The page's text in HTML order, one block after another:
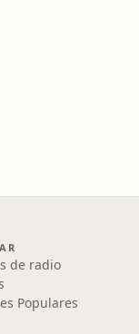
de radio
Populares